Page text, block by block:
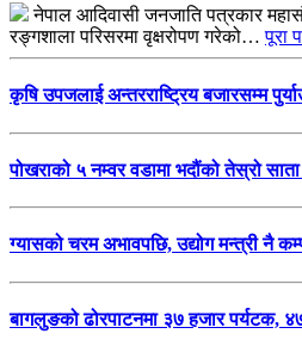
नेपाल आदिवासी जनजाति पत्रकार
रङ्गशाला परिसरमा वृक्षरोपण गरेको…पूरा
कृषि उपजलाई अन्तरराष्ट्रिय बजारसम्म
पोखराको ५ नम्वर वडामा भदौंको तेस्रो
ग्यासको चरम अभावपछि, उद्योग मन्त्री नै
बागलुङको ढोरपाटनमा ३७ हजार पर्यटक,